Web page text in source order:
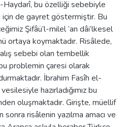
Haydarî, bu özelliği sebebiyle
de gayret göstermiştir. Bu
Şifâü’l-milel ‘an dâi’lkesel
ortaya koymaktadır. Risâlede,
sebebi olan tembellik
problemin çaresi olarak
İbrahim Fasîh el-
hazırladığımız bu
oluşmaktadır. Girişte, müellif
sonra risâlenin yazılma amacı ve